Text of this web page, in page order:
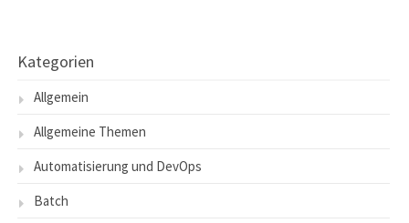
Kategorien
Allgemein
Allgemeine Themen
Automatisierung und DevOps
Batch